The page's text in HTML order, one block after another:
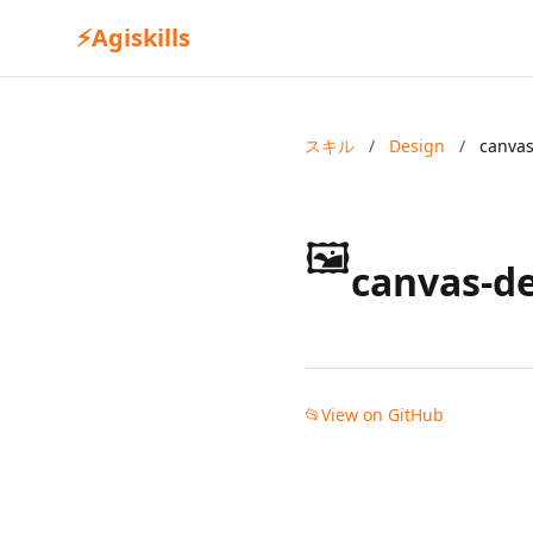
⚡Agiskills
スキル / Design /
🖼️canvas-
📂View on GitHub